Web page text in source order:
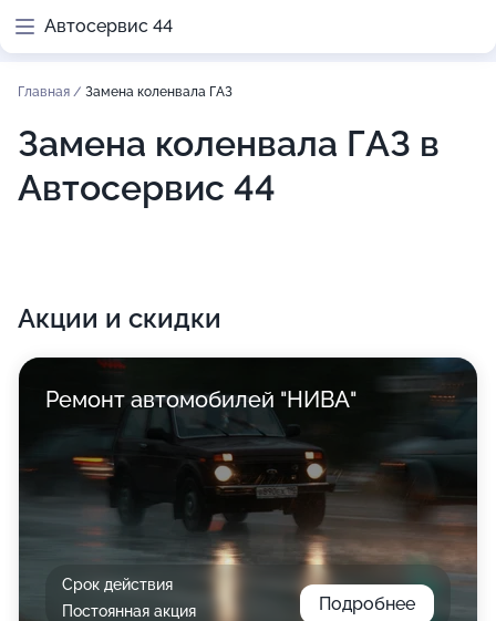
Автосервис 44
Главная / Замена коленвала ГАЗ
Замена коленвала ГАЗ в
Автосервис 44
Акции и скидки
Ремонт автомобилей "НИВА"
Срок действия
Постоянная акция
Подробнее